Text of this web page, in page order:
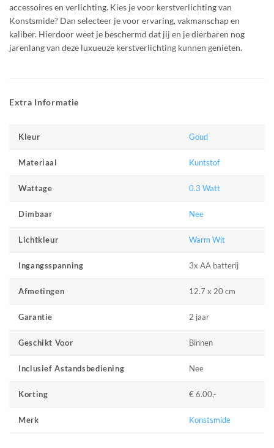
accessoires en verlichting. Kies je voor kerstverlichting van
Konstsmide? Dan selecteer je voor ervaring, vakmanschap en
kaliber. Hierdoor weet je beschermd dat jij en je dierbaren nog
jarenlang van deze luxueuze kerstverlichting kunnen genieten.
Extra Informatie
Kleur Goud
Materiaal Kuntstof
Wattage 0.3 Watt
Dimbaar Nee
Lichtkleur Warm Wit
Ingangsspanning 3x AA batterij
Afmetingen 12.7 x 20 cm
Garantie 2 jaar
Geschikt Voor Binnen
Inclusief Astandsbediening Nee
Korting € 6.00,-
Merk Konstsmide